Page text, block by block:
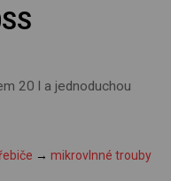
20 l a jednoduchou
→mikrovlnné trouby